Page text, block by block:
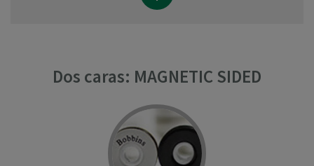
Dos caras: MAGNETIC SIDED